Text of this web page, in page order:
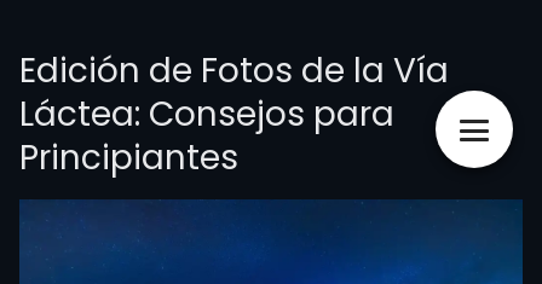
Edición de Fotos de la Vía
Láctea: Consejos para
Principiantes